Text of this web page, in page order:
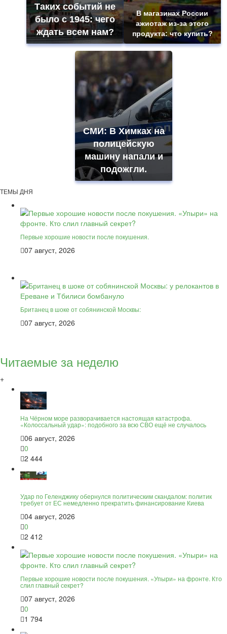
Таких событий не
было с 1945: чего
ждать всем нам?
В магазинах России
ажиотаж из-за этого
продукта: что купить?
СМИ: В Химках на
полицейскую
машину напали и
подожгли.
ТЕМЫ ДНЯ
Первые хорошие новости после покушения.
07 август, 2026
Британец в шоке от собянинской Москвы:
07 август, 2026
Читаемые за неделю
+
На Чёрном море разворачивается настоящая катастрофа.
«Колоссальный удар»: подобного за всю СВО ещё не случалось
06 август, 2026
0
2 444
Удар по Геленджику обернулся политическим скандалом: политик
требует от ЕС немедленно прекратить финансирование Киева
04 август, 2026
0
2 412
Первые хорошие новости после покушения. «Упыри» на фронте. Кто
слил главный секрет?
07 август, 2026
0
1 794